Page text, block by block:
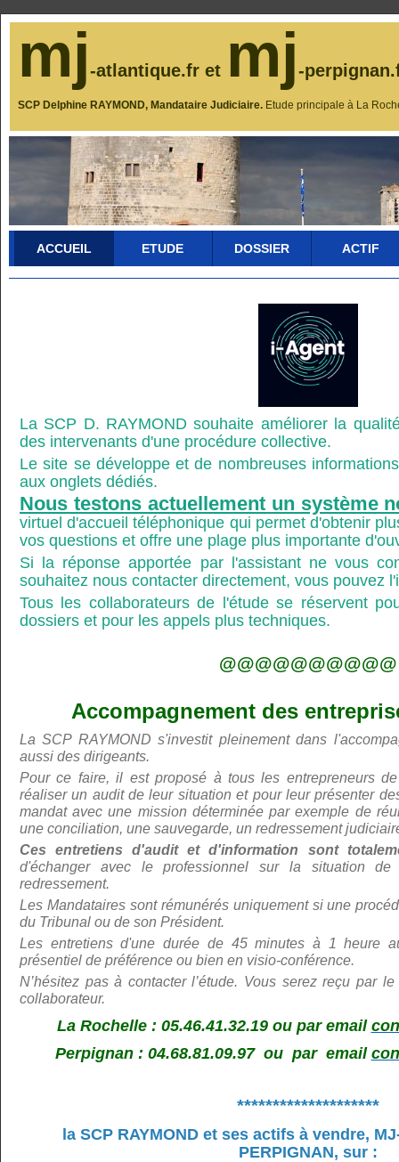
mj-atlantique.fr et mj-
SCP Delphine RAYMOND, Mandataire Judiciaire. Etude principale à La
ACCUEIL ETUDE DOSSIER ACTIF
La SCP D. RAYMOND souhaite améliorer la
des intervenants d'une procédure collective.
Le site se développe et de nombreuses
aux onglets dédiés.
Nous testons actuellement un système
virtuel d'accueil téléphonique qui permet d'obtenir
vos questions et offre une plage plus importante
Si la réponse apportée par l'assistant ne vous
souhaitez nous contacter directement, vous pouvez
Tous les collaborateurs de l'étude se réservent
dossiers et pour les appels plus techniques.
@@@@@@@@@@
Accompagnement des
La SCP RAYMOND s'investit pleinement dans
aussi des dirigeants.
Pour ce faire, il est proposé à tous les entrepreneurs
réaliser un audit de leur situation et pour leur présenter
mandat avec une mission déterminée par exemple de
une conciliation, une sauvegarde, un redressement
Ces entretiens d'audit et d'information sont
d'échanger avec le professionnel sur la situation
redressement.
Les Mandataires sont rémunérés uniquement si une
du Tribunal ou de son Président.
Les entretiens d'une durée de 45 minutes à 1 heure
présentiel de préférence ou bien en visio-conférence.
N’hésitez pas à contacter l’étude. Vous serez reçu par
collaborateur.
La Rochelle : 05.46.41.32.19 ou par email
Perpignan : 04.68.81.09.97 ou par email
********************
la SCP RAYMOND et ses actifs à vendre,
PERPIGNAN, sur :